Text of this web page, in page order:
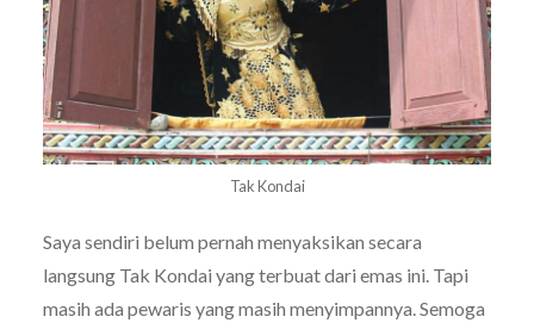
Tak Kondai
Saya sendiri belum pernah menyaksikan secara
langsung Tak Kondai yang terbuat dari emas ini. Tapi
masih ada pewaris yang masih menyimpannya. Semoga